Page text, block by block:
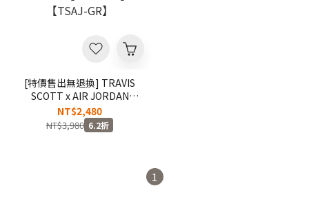
[特價售出無退換] TRAVIS
SCOTT x AIR JORDAN
Cactus Jack HIGHEST 咖啡
綠色 仙人掌 倒勾 短袖 短T
TS AJ1【TSAJ-BR】
NT$2,480
NT$3,980 6.2折
1